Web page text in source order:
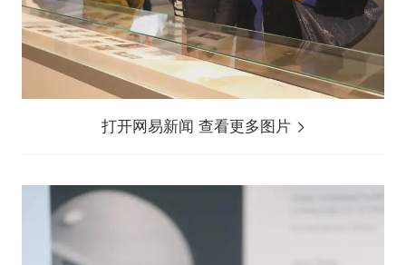
打开网易新闻 查看更多图片